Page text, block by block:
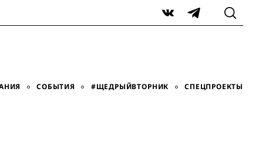
VK Telegram
СОБЫТИЯ #ЩЕДРЫЙВТОРНИК СПЕЦПРОЕКТЫ